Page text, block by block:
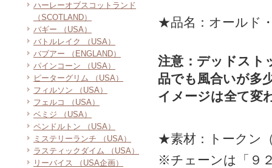
ハーレーオブスコットランド
（SCOTLAND）
バギー （USA）
バトルレイク （USA）
バブアー （ENGLAND）
パインコーン （USA）
ピーターグリム （USA）
フィルソン （USA）
フェルコ （USA）
ベミジ （USA）
ペンドルトン （USA）
ミステリーランチ （USA）
ラスティックダイム （USA）
リーバイス （USA企画）
★品名：オールド
注意：デッドスト
品でも風合いが多
イメージは全て変
★素材：トークン
※チェーンは「９